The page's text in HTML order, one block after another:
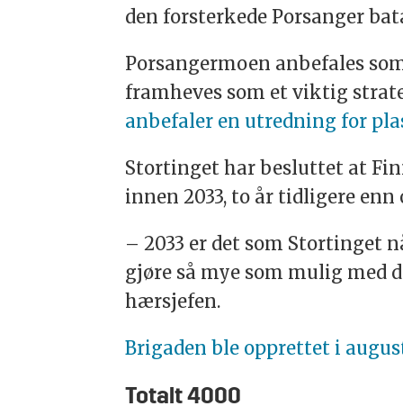
den forsterkede Porsanger
Porsangermoen anbefales
framheves som et viktig
anbefaler en utredning for
Stortinget har besluttet at
innen 2033, to år tidligere
– 2033 er det som Stortinget
gjøre så mye som mulig med
hærsjefen.
Brigaden ble opprettet i
Totalt 4000